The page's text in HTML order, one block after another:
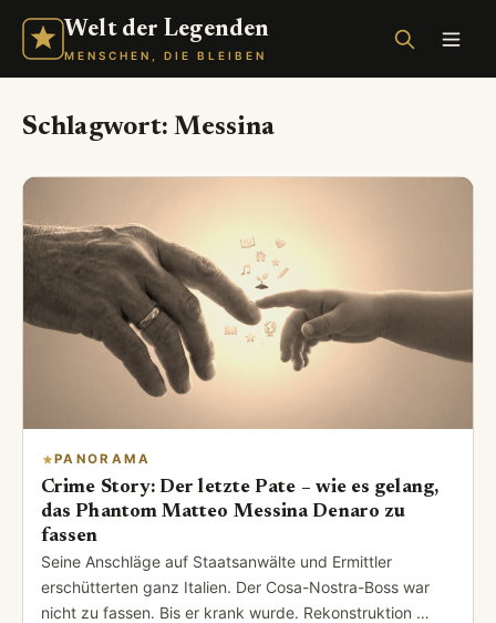
Welt der Legenden
MENSCHEN, DIE BLEIBEN
Schlagwort:Messina
PANORAMA
Crime Story: Der letzte Pate – wie es gelang,
das Phantom Matteo Messina Denaro zu
fassen
Seine Anschläge auf Staatsanwälte und Ermittler
erschütterten ganz Italien. Der Cosa-Nostra-Boss war
nicht zu fassen. Bis er krank wurde. Rekonstruktion …